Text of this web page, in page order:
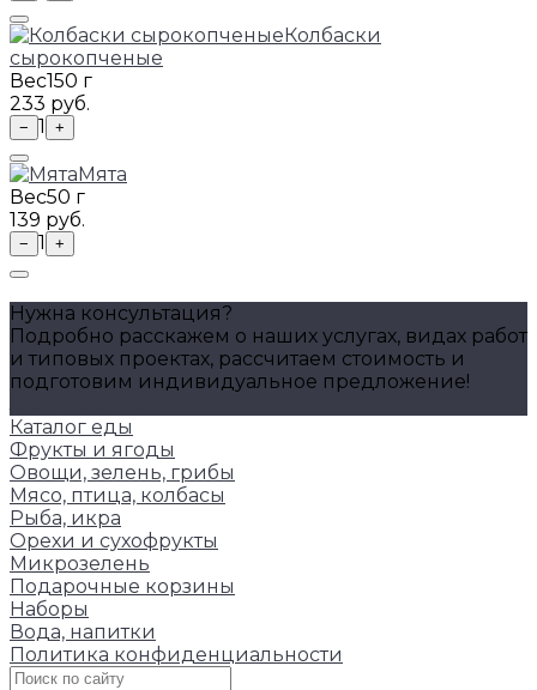
Колбаски
сырокопченые
Вес150 г
233 руб.
− 1 +
Мята
Вес50 г
139 руб.
− 1 +
Нужна консультация?
Подробно расскажем о наших услугах, видах работ
и типовых проектах, рассчитаем стоимость и
подготовим индивидуальное предложение!
Каталог еды
Фрукты и ягоды
Овощи, зелень, грибы
Мясо, птица, колбасы
Рыба, икра
Орехи и сухофрукты
Микрозелень
Подарочные корзины
Наборы
Вода, напитки
Политика конфиденциальности